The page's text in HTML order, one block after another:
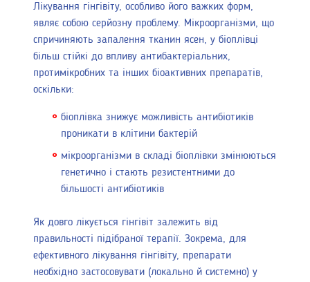
Лікування гінгівіту, особливо його важких форм,
являє собою серйозну проблему. Мікроорганізми, що
спричиняють запалення тканин ясен, у біоплівці
більш стійкі до впливу антибактеріальних,
протимікробних та інших біоактивних препаратів,
оскільки:
біоплівка знижує можливість антибіотиків
проникати в клітини бактерій
мікроорганізми в складі біоплівки змінюються
генетично і стають резистентними до
більшості антибіотиків
Як довго лікується гінгівіт залежить від
правильності підібраної терапії. Зокрема, для
ефективного лікування гінгівіту, препарати
необхідно застосовувати (локально й системно) у